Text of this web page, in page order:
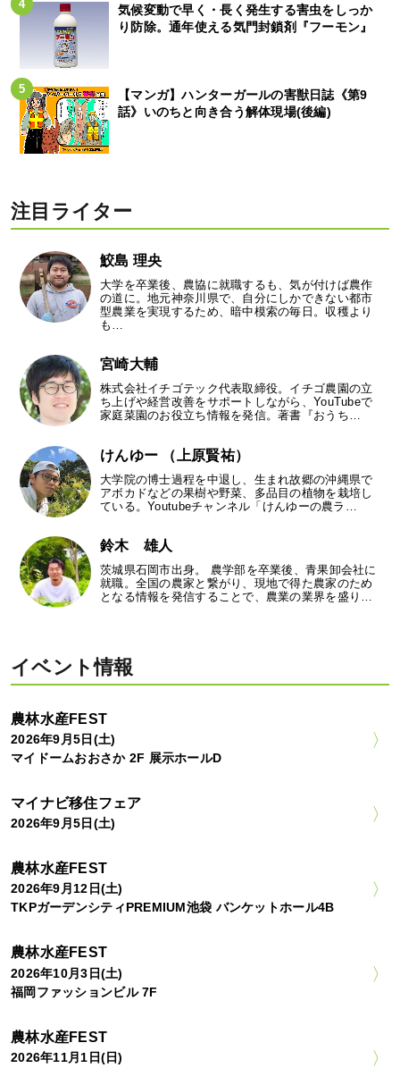
気候変動で早く・長く発生する害虫をしっか
り防除。通年使える気門封鎖剤『フーモン』
【マンガ】ハンターガールの害獣日誌《第9
話》いのちと向き合う解体現場(後編)
注目ライター
鮫島 理央
大学を卒業後、農協に就職するも、気が付けば農作
の道に。地元神奈川県で、自分にしかできない都市
型農業を実現するため、暗中模索の毎日。収穫より
も…
宮崎大輔
株式会社イチゴテック代表取締役。イチゴ農園の立
ち上げや経営改善をサポートしながら、YouTubeで
家庭菜園のお役立ち情報を発信。著書『おうち…
けんゆー （上原賢祐）
大学院の博士過程を中退し、生まれ故郷の沖縄県で
アボカドなどの果樹や野菜、多品目の植物を栽培し
ている。Youtubeチャンネル「けんゆーの農ラ…
鈴木 雄人
茨城県石岡市出身。 農学部を卒業後、青果卸会社に
就職。全国の農家と繋がり、現地で得た農家のため
となる情報を発信することで、農業の業界を盛り…
イベント情報
農林水産FEST
2026年9月5日(土)
マイドームおおさか 2F 展示ホールD
マイナビ移住フェア
2026年9月5日(土)
農林水産FEST
2026年9月12日(土)
TKPガーデンシティPREMIUM池袋 バンケットホール4B
農林水産FEST
2026年10月3日(土)
福岡ファッションビル 7F
農林水産FEST
2026年11月1日(日)